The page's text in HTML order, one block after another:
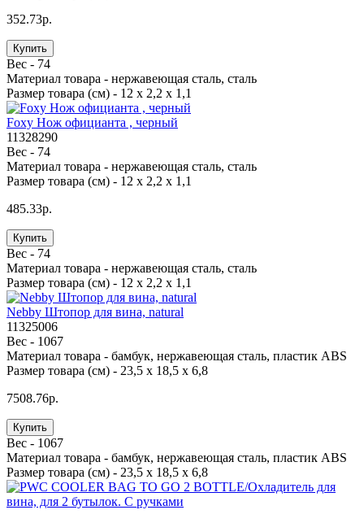
352.73р.
Купить
Вес - 74
Материал товара - нержавеющая сталь, сталь
Размер товара (см) - 12 х 2,2 х 1,1
Foxy Нож официанта , черный
11328290
Вес - 74
Материал товара - нержавеющая сталь, сталь
Размер товара (см) - 12 х 2,2 х 1,1
485.33р.
Купить
Вес - 74
Материал товара - нержавеющая сталь, сталь
Размер товара (см) - 12 х 2,2 х 1,1
Nebby Штопор для вина, natural
11325006
Вес - 1067
Материал товара - бамбук, нержавеющая сталь, пластик ABS
Размер товара (см) - 23,5 х 18,5 х 6,8
7508.76р.
Купить
Вес - 1067
Материал товара - бамбук, нержавеющая сталь, пластик ABS
Размер товара (см) - 23,5 х 18,5 х 6,8